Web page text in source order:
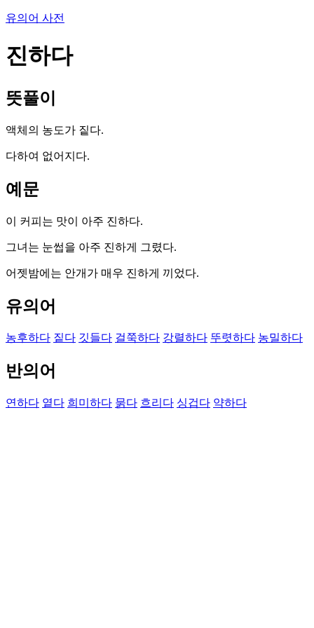
유의어 사전
진하다
뜻풀이
액체의 농도가 짙다.
다하여 없어지다.
예문
이 커피는 맛이 아주 진하다.
그녀는 눈썹을 아주 진하게 그렸다.
어젯밤에는 안개가 매우 진하게 끼었다.
유의어
농후하다 짙다 깃들다 걸쭉하다 강렬하다 뚜렷하다 농밀하다
반의어
연하다 옅다 희미하다 묽다 흐리다 싱겁다 약하다